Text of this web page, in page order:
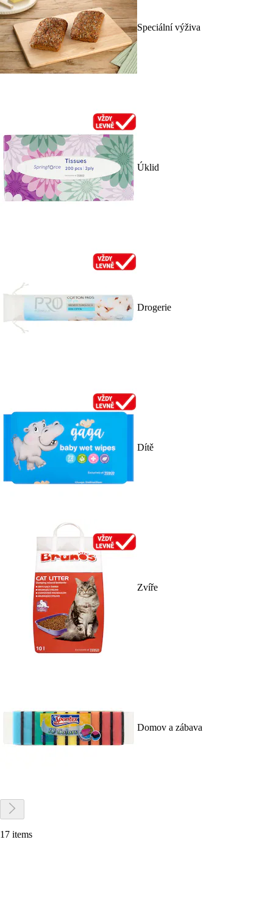
Speciální výživa
Úklid
Drogerie
Dítě
Zvíře
Domov a zábava
17 items